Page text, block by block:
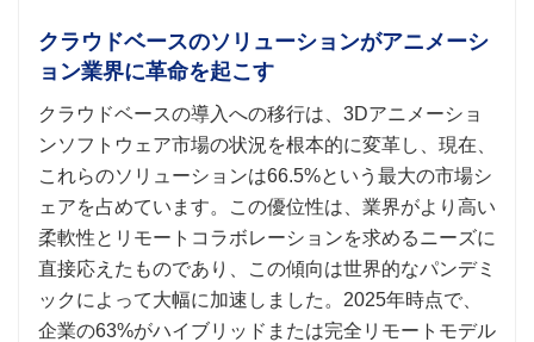
クラウドベースのソリューションがアニメーシ
ョン業界に革命を起こす
クラウドベースの導入への移行は、3Dアニメーショ
ンソフトウェア市場の状況を根本的に変革し、現在、
これらのソリューションは66.5%という最大の市場シ
ェアを占めています。この優位性は、業界がより高い
柔軟性とリモートコラボレーションを求めるニーズに
直接応えたものであり、この傾向は世界的なパンデミ
ックによって大幅に加速しました。2025年時点で、
企業の63%がハイブリッドまたは完全リモートモデル